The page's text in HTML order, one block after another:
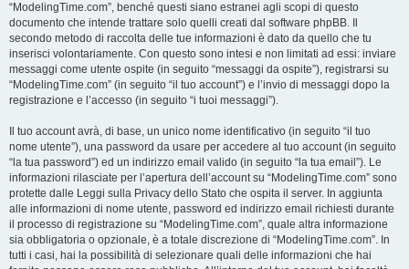
“ModelingTime.com”, benché questi siano estranei agli scopi di questo
documento che intende trattare solo quelli creati dal software phpBB. Il
secondo metodo di raccolta delle tue informazioni è dato da quello che tu
inserisci volontariamente. Con questo sono intesi e non limitati ad essi: inviare
messaggi come utente ospite (in seguito “messaggi da ospite”), registrarsi su
“ModelingTime.com” (in seguito “il tuo account”) e l’invio di messaggi dopo la
registrazione e l’accesso (in seguito “i tuoi messaggi”).
Il tuo account avrà, di base, un unico nome identificativo (in seguito “il tuo
nome utente”), una password da usare per accedere al tuo account (in seguito
“la tua password”) ed un indirizzo email valido (in seguito “la tua email”). Le
informazioni rilasciate per l’apertura dell’account su “ModelingTime.com” sono
protette dalle Leggi sulla Privacy dello Stato che ospita il server. In aggiunta
alle informazioni di nome utente, password ed indirizzo email richiesti durante
il processo di registrazione su “ModelingTime.com”, quale altra informazione
sia obbligatoria o opzionale, è a totale discrezione di “ModelingTime.com”. In
tutti i casi, hai la possibilità di selezionare quali delle informazioni che hai